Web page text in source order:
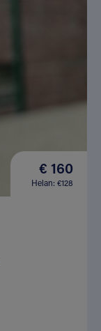
€ 160
Helan: €128